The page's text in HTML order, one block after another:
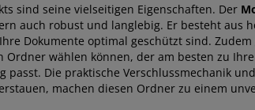
sind seine vielseitigen Eigenschaften. Der
auch robust und langlebig. Er besteht aus
Dokumente optimal geschützt sind.
Ordner wählen können, der am besten zu
passt. Die praktische Verschlussmechanik
machen diesen Ordner zu einem